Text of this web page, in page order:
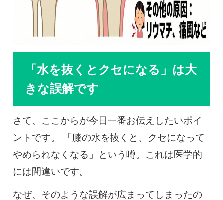
「水を抜くとクセになる」は大
きな誤解です
さて、ここからが今日一番お伝えしたいポイ
ントです。 「膝の水を抜くと、クセになって
やめられなくなる」という噂。これは医学的
には間違いです。
なぜ、そのような誤解が広まってしまったの